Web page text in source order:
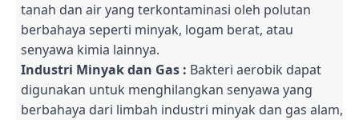
tanah dan air yang terkontaminasi oleh polutan
berbahaya seperti minyak, logam berat, atau
senyawa kimia lainnya.
Industri Minyak dan Gas : Bakteri aerobik dapat
digunakan untuk menghilangkan senyawa yang
berbahaya dari limbah industri minyak dan gas alam,